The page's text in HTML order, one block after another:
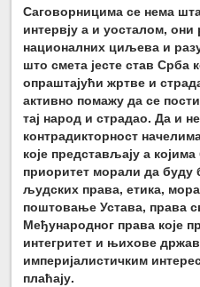
Саговорницима се нема
интервју а и уосталом,
националних циљева и
што смета јесте став Срба
опраштајући жртве и
активно помажу да се
тај народ и страдао. Да и
контрадикторност
које представљају а
приоритет морали да буду
људских права, етика,
поштовање Устава, права
Међународног права које
интегритет и њихове
империјалистичким
плаћају.